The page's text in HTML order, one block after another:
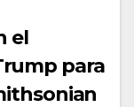
el
para